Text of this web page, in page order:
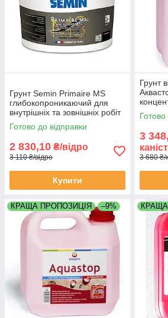
Грунт Semin Primaire MS
глибокопроникаючий для
внутрішніх та зовнішніх робіт
відро 10 літрів
Готово до відправки
2 830,10 ₴/відро
3 110 ₴/відро
Купити
Грунт
Готово
3
3 680 ₴/
КРАЩА ПРОПОЗИЦІЯ –9%